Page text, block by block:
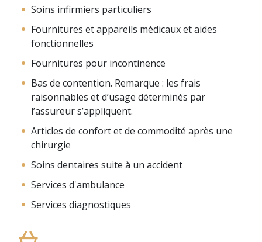
Soins infirmiers particuliers
Fournitures et appareils médicaux et aides
fonctionnelles
Fournitures pour incontinence
Bas de contention. Remarque : les frais
raisonnables et d’usage déterminés par
l’assureur s’appliquent.
Articles de confort et de commodité après une
chirurgie
Soins dentaires suite à un accident
Services d'ambulance
Services diagnostiques